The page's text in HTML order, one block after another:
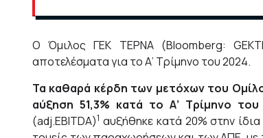
Ο Όμιλος ΓΕΚ ΤΕΡΝΑ (Bloomberg:
αποτελέσματα για το Α’ Τρίμηνο του 2024.
Τα καθαρά κέρδη των μετόχων του
αύξηση 51,3% κατά το Α’ Τρίμηνο
(adj.EBITDA)1 αυξήθηκε κατά 20% στην